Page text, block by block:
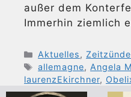
außer dem
Immerhin ziemlich
Kategorien
Aktuelles,
Schlagwörter
allemagne, Angela
laurenzEkirchner,